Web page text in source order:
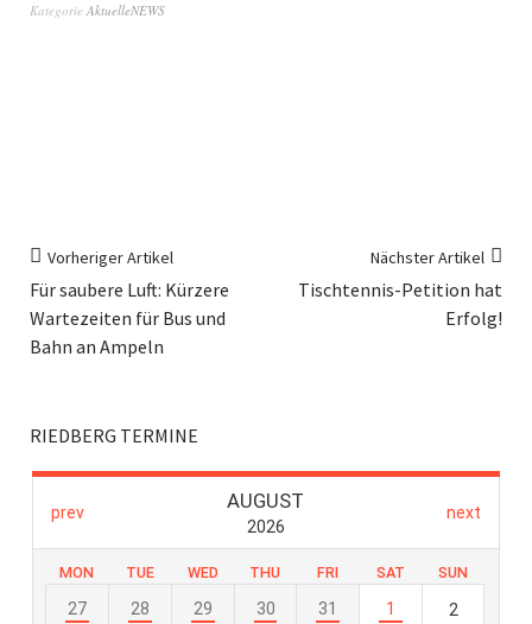
Kategorie AktuelleNEWS
Vorheriger Artikel
Für saubere Luft: Kürzere
Wartezeiten für Bus und
Bahn an Ampeln
Nächster Artikel
Tischtennis-Petition hat
Erfolg!
RIEDBERG TERMINE